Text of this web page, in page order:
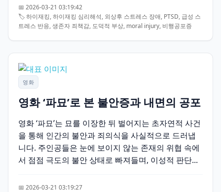
📅 2026-03-21 03:19:42
🏷️ 하이재킹, 하이재킹 심리해석, 외상후 스트레스 장애, PTSD, 급성 스
트레스 반응, 생존자 죄책감, 도덕적 부상, moral injury, 비행공포증
영화
영화 ‘파묘’로 본 불안증과 내면의 공포
영화 ‘파묘’는 묘를 이장한 뒤 벌어지는 초자연적 사건
을 통해 인간의 불안과 죄의식을 사실적으로 드러냅
니다. 주인공들은 눈에 보이지 않는 존재의 위협 속에
서 점점 극도의 불안 상태로 빠져들며, 이성적 판단...
📅 2026-03-21 03:19:27